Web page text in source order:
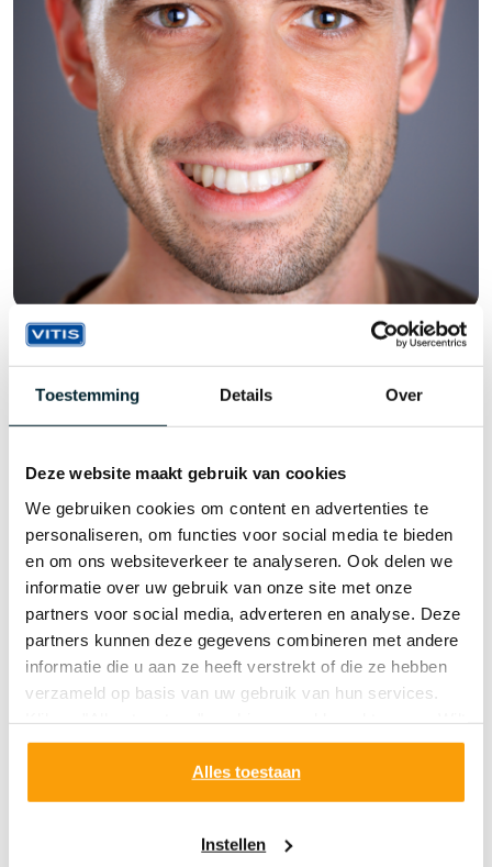
Toestemming Details Over
Deze website maakt gebruik van cookies
We gebruiken cookies om content en advertenties te
personaliseren, om functies voor social media te bieden
en om ons websiteverkeer te analyseren. Ook delen we
informatie over uw gebruik van onze site met onze
partners voor social media, adverteren en analyse. Deze
partners kunnen deze gegevens combineren met andere
informatie die u aan ze heeft verstrekt of die ze hebben
verzameld op basis van uw gebruik van hun services.
u liever geen cookies, klik dan op "instellen". Op onze
kunt u meer lezen over onze cookies.
Alles toestaan
Instellen
VITIS Anticaries Tandpasta
VITIS Anticaries tandpasta geeft een optimale dagelijkse
van cariës (gaatjes). VITIS Anticaries herstelt, versterkt
en remineraliseert het tandglazuur. VITIS Anticaries
herstelt onregelmatigheden en scheurtjes in het
tandoppervlak en vormt een beschermend laagje dat
uw gebit beschermt tegen zuuraanvallen.
Lees meer over mondverzorging bij cariës (gaatjes)
Ook interessant voor jou